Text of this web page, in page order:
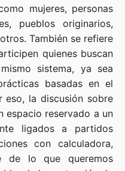
mujeres, personas
pueblos originarios,
También se refiere
quienes buscan
sistema, ya sea
basadas en el
eso, la discusión sobre
espacio reservado a un
ligados a partidos
con calculadora,
de lo que queremos